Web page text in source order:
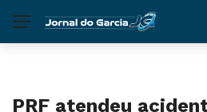
PRF atendeu